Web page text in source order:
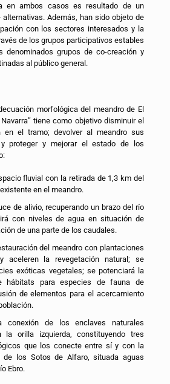
en ambos casos es resultado de un
Además, han sido objeto de
con los sectores interesados y la
de los grupos participativos estables
denominados grupos de co-creación y
al público general.
morfológica del meandro de El
tiene como objetivo disminuir el
en el tramo; devolver al meandro sus
proteger y mejorar el estado de los
fluvial con la retirada de 1,3 km del
en el meandro.
de alivio, recuperando un brazo del río
con niveles de agua en situación de
de una parte de los caudales.
del meandro con plantaciones
aceleren la revegetación natural; se
exóticas vegetales; se potenciará la
hábitats para especies de fauna de
de elementos para el acercamiento
conexión de los enclaves naturales
la orilla izquierda, constituyendo tres
que los conecte entre sí y con la
de los Sotos de Alfaro, situada aguas
Ebro.